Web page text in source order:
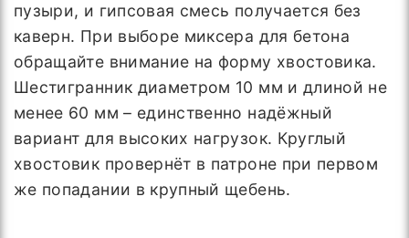
пузыри, и гипсовая смесь получается без
каверн. При выборе миксера для бетона
обращайте внимание на форму хвостовика.
Шестигранник диаметром 10 мм и длиной не
менее 60 мм – единственно надёжный
вариант для высоких нагрузок. Круглый
хвостовик провернёт в патроне при первом
же попадании в крупный щебень.